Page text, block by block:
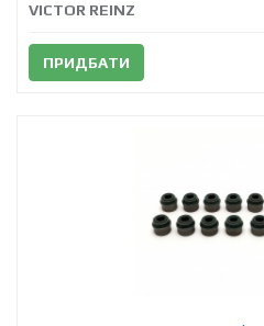
VICTOR REINZ
ПРИДБАТИ